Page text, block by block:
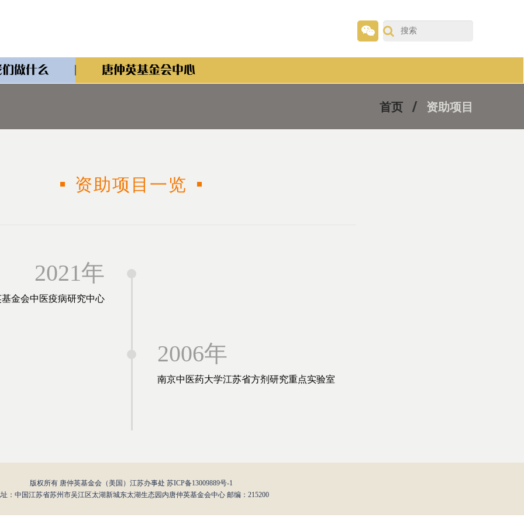
做什么 唐仲英基金会中心
首页 资助项目
资助项目一览
2021年
金会中医疫病研究中心
2006年
南京中医药大学江苏省方剂研究重点实验室
版权所有 唐仲英基金会（美国）江苏办事处 苏ICP备13009889号-1
：中国江苏省苏州市吴江区太湖新城东太湖生态园内唐仲英基金会中心 邮编：215200